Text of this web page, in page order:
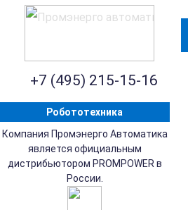
+7 (495) 215-15-16
Робототехника
Компания Промэнерго Автоматика
является официальным
дистрибьютором PROMPOWER в
России.